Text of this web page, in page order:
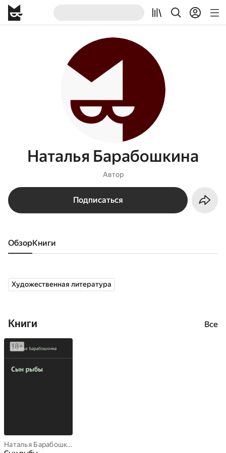
Наталья Барабошкина
Автор
Подписаться
Обзор книги
Художественная литература
Книги Все
Наталья Барабошкина